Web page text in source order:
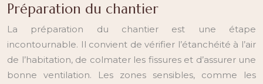
Préparation du chantier
La préparation du chantier est une étape
incontournable. Il convient de vérifier l’étanchéité à l’air
de l’habitation, de colmater les fissures et d’assurer une
bonne ventilation. Les zones sensibles, comme les